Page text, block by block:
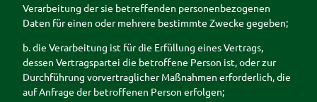
Verarbeitung der sie betreffenden personenbezogenen
Daten für einen oder mehrere bestimmte Zwecke gegeben;
b. die Verarbeitung ist für die Erfüllung eines Vertrags,
dessen Vertragspartei die betroffene Person ist, oder zur
Durchführung vorvertraglicher Maßnahmen erforderlich, die
auf Anfrage der betroffenen Person erfolgen;